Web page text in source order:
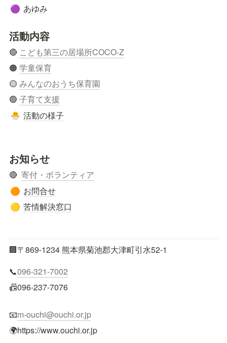
🟣 あゆみ
活動内容
🔴 こども第三の居場所COCO-Z
🟠 学童保育
🟡 みんなのおうち保育園
🟢 子育て支援
🐣 活動の様子
お知らせ
🔴 寄付・ボランティア
🟠 お問合せ
🟡 苦情解決窓口
🏢〒869-1234 熊本県菊池郡大津町引水52-1
📞096-321-7002
📠096-237-7076
📧m-ouchi@ouchi.or.jp
🌍https://www.ouchi.or.jp